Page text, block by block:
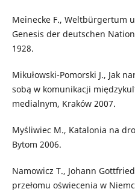
Meinecke F., Weltbürgertum
Genesis der deutschen
1928.
Mikułowski-Pomorski J., Jak
sobą w komunikacji
medialnym, Kraków 2007.
Myśliwiec M., Katalonia na
Bytom 2006.
Namowicz T., Johann
przełomu oświecenia w